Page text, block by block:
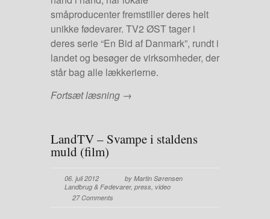
småproducenter fremstiller deres helt
unikke fødevarer. TV2 ØST tager i
deres serie “En Bid af Danmark”, rundt i
landet og besøger de virksomheder, der
står bag alle lækkerierne.
Fortsæt læsning →
LandTV – Svampe i staldens
muld (film)
06. juli 2012
by Martin Sørensen
Landbrug & Fødevarer, press, video
27 Comments